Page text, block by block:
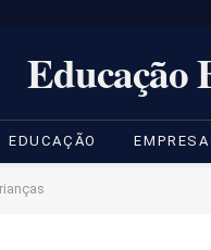
Educação
EDUCAÇÃO